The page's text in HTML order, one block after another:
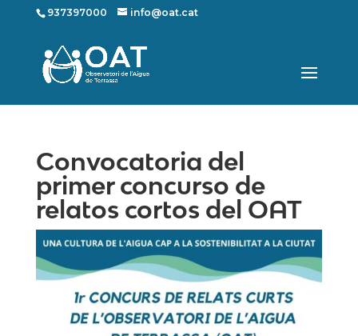
937397000 info@oat.cat
Convocatoria del
primer concurso de
relatos cortos del OAT